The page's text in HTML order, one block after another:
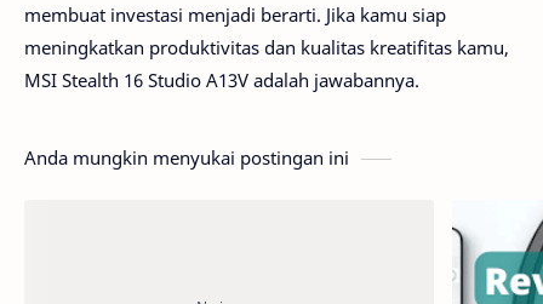
membuat investasi menjadi berarti. Jika kamu siap
meningkatkan produktivitas dan kualitas kreatifitas kamu,
MSI Stealth 16 Studio A13V adalah jawabannya.
Anda mungkin menyukai postingan ini